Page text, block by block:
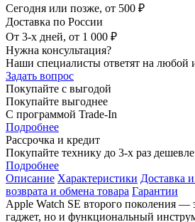
Сегодня или позже, от 500 ₽
Доставка по России
От 3-х дней, от 1 000 ₽
Нужна консультация?
Наши специалисты ответят на любой
Задать вопрос
Покупайте с выгодой
Покупайте выгоднее
С программой Trade-In
Подробнее
Рассрочка и кредит
Покупайте технику до 3-х раз дешевле
Подробнее
Описание Характеристики Доставка
возврата и обмена товара Гарантии
Apple Watch SE второго поколения —
гаджет, но и функциональный